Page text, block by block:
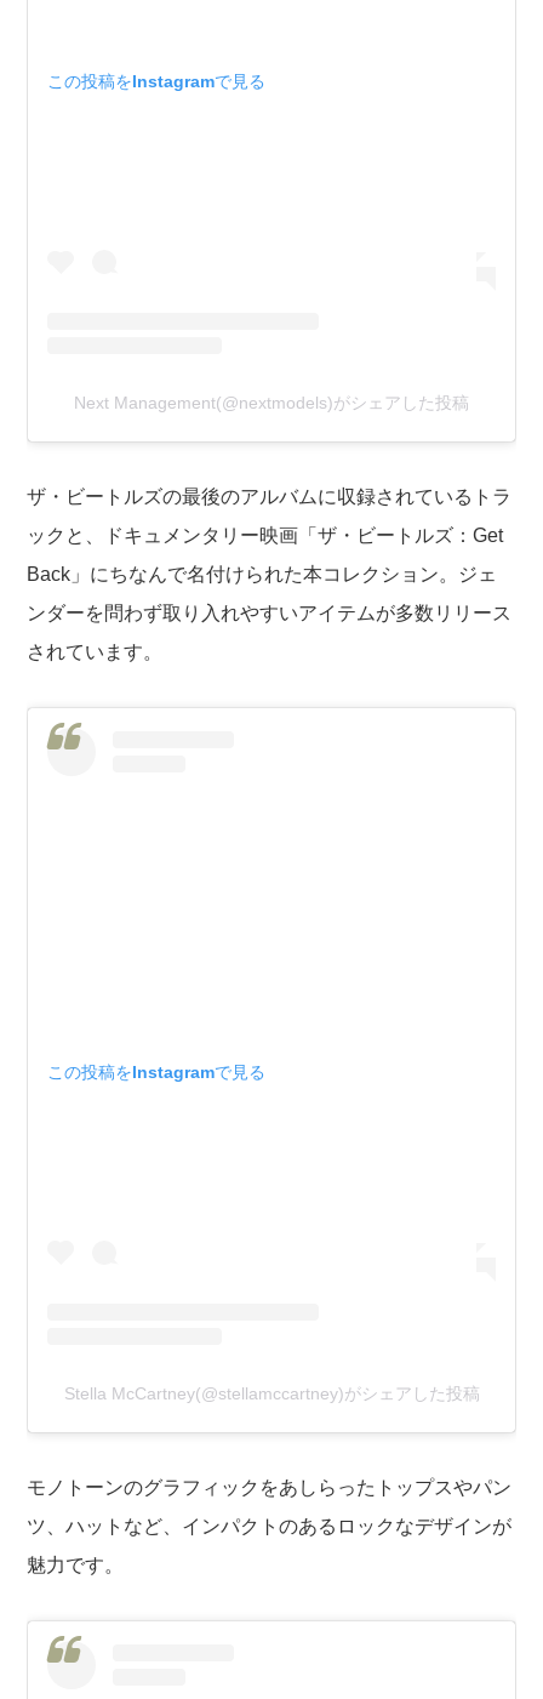
この投稿をInstagramで見る
Next Management(@nextmodels)がシェアした投稿
ザ・ビートルズの最後のアルバムに収録されているトラ
ックと、ドキュメンタリー映画「ザ・ビートルズ：Get
Back」にちなんで名付けられた本コレクション。ジェ
ンダーを問わず取り入れやすいアイテムが多数リリース
されています。
この投稿をInstagramで見る
Stella McCartney(@stellamccartney)がシェアした投稿
モノトーンのグラフィックをあしらったトップスやパン
ツ、ハットなど、インパクトのあるロックなデザインが
魅力です。